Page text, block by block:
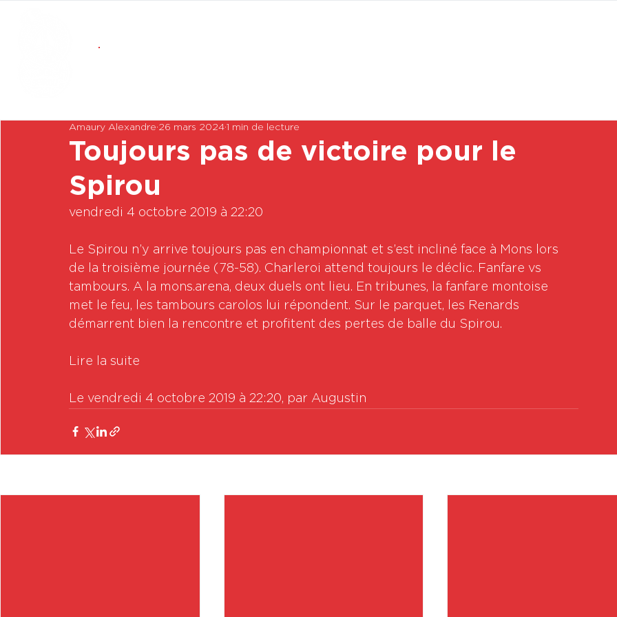
Toujours pas de victoire pour le
Spirou
Amaury Alexandre 26 mars 2024 1 min de lecture
vendredi 4 octobre 2019 à 22:20
Le Spirou n’y arrive toujours pas en championnat et s’est incliné face à Mons lors
de la troisième journée (78-58). Charleroi attend toujours le déclic. Fanfare vs
tambours. A la mons.arena, deux duels ont lieu. En tribunes, la fanfare montoise
met le feu, les tambours carolos lui répondent. Sur le parquet, les Renards
démarrent bien la rencontre et profitent des pertes de balle du Spirou.
Lire la suite
Le vendredi 4 octobre 2019 à 22:20, par Augustin